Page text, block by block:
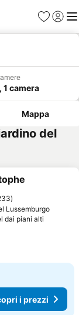
PreferitiAccedi
1 camera
Mappa
del
Lussemburgo
dai piani alti
i prezzi